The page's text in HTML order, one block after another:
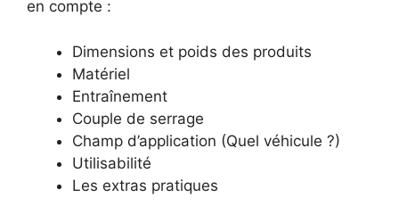
en compte :
Dimensions et poids des produits
Matériel
Entraînement
Couple de serrage
Champ d’application (Quel véhicule ?)
Utilisabilité
Les extras pratiques